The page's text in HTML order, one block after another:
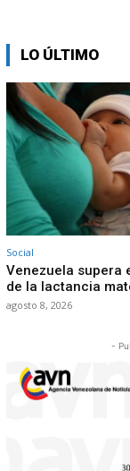
LO ÚLTIMO
Social
Venezuela supera
de la lactancia
agosto 8, 2026
-